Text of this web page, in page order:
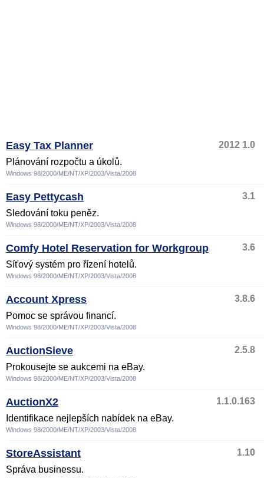
Easy Tax Planner
2012 1.0
Plánování rozpočtu a úkolů.
Windows 98/2000/ME/NT/XP/2003/Vista/2008
Easy Pettycash
3.1
Sledování toku peněz.
Windows 98/2000/ME/NT/XP/2003/Vista/2008
Comfy Hotel Reservation for Workgroup
3.6
Síťový systém pro řízení hotelů.
Windows 98/2000/ME/NT/XP/2003/Vista/2008
Account Xpress
3.8.6
Pomoc se správou financí.
Windows 98/2000/ME/NT/XP/2003/Vista/2008
AuctionSieve
2.5.8
Prokousejte se aukcemi na eBay.
Windows 98/2000/ME/NT/XP/2003/Vista/2008
AuctionX2
1.1.0.163
Identifikace nejlepších nabídek na eBay.
Windows 98/2000/ME/NT/XP/2003/Vista/2008
StoreAssistant
1.10
Správa businessu.